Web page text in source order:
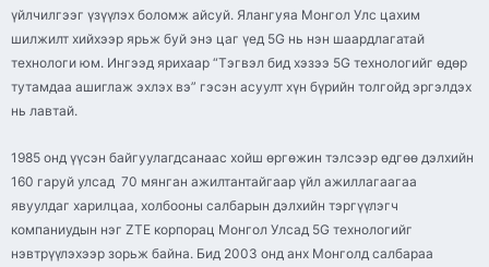
үйлчилгээг үзүүлэх боломж айсуй. Ялангуяа Монгол Улс цахим
шилжилт хийхээр ярьж буй энэ цаг үед 5G нь нэн шаардлагатай
технологи юм. Ингээд ярихаар “Тэгвэл бид хэзээ 5G технологийг өдөр
тутамдаа ашиглаж эхлэх вэ” гэсэн асуулт хүн бүрийн толгойд эргэлдэх
нь лавтай.
1985 онд үүсэн байгуулагдсанаас хойш өргөжин тэлсээр өдгөө дэлхийн
160 гаруй улсад 70 мянган ажилтантайгаар үйл ажиллагаагаа
явуулдаг харилцаа, холбооны салбарын дэлхийн тэргүүлэгч
компаниудын нэг ZTE корпорац Монгол Улсад 5G технологийг
нэвтрүүлэхээр зорьж байна. Бид 2003 онд анх Монголд салбараа